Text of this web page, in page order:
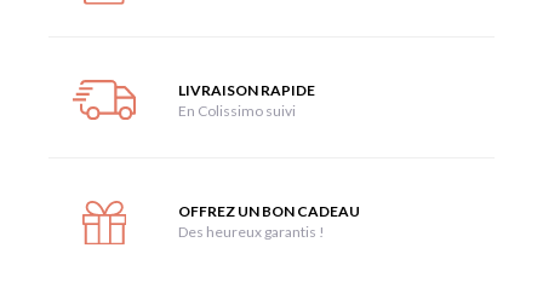
LIVRAISON RAPIDE
En Colissimo suivi
OFFREZ UN BON CADEAU
Des heureux garantis !